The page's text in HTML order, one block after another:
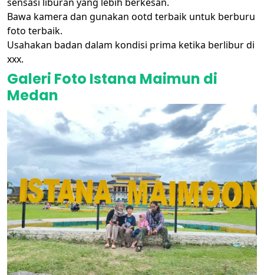
Bawa kamera dan gunakan ootd terbaik untuk berburu
foto terbaik.
Usahakan badan dalam kondisi prima ketika berlibur di
xxx.
Galeri Foto Istana Maimun di
Medan